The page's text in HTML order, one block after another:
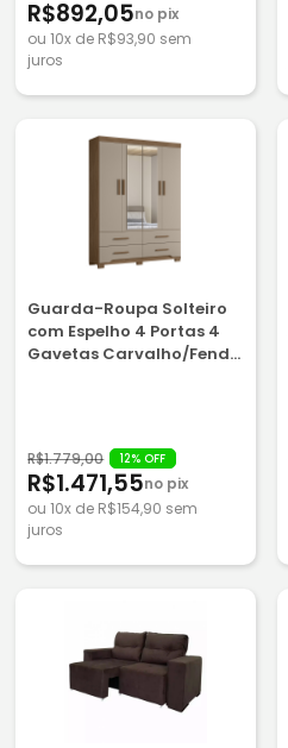
R$892,05no pix
ou 10x de R$93,90 sem
juros
Guarda-Roupa Solteiro
com Espelho 4 Portas 4
Gavetas Carvalho/Fendi
R$1.779,00 12% OFF
R$1.471,55no pix
ou 10x de R$154,90 sem
juros